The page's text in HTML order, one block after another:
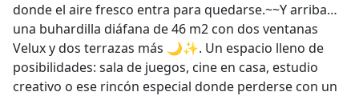
donde el aire fresco entra para quedarse.~~Y arriba…
una buhardilla diáfana de 46 m2 con dos ventanas
Velux y dos terrazas más 🌙✨. Un espacio lleno de
posibilidades: sala de juegos, cine en casa, estudio
creativo o ese rincón especial donde perderse con un